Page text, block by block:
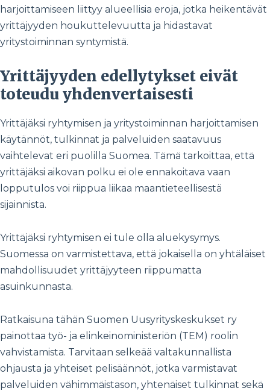
harjoittamiseen liittyy alueellisia eroja, jotka heikentävät
yrittäjyyden houkuttelevuutta ja hidastavat
yritystoiminnan syntymistä.
Yrittäjyyden edellytykset eivät
toteudu yhdenvertaisesti
Yrittäjäksi ryhtymisen ja yritystoiminnan harjoittamisen
käytännöt, tulkinnat ja palveluiden saatavuus
vaihtelevat eri puolilla Suomea. Tämä tarkoittaa, että
yrittäjäksi aikovan polku ei ole ennakoitava vaan
lopputulos voi riippua liikaa maantieteellisestä
sijainnista.
Yrittäjäksi ryhtymisen ei tule olla aluekysymys.
Suomessa on varmistettava, että jokaisella on yhtäläiset
mahdollisuudet yrittäjyyteen riippumatta
asuinkunnasta.
Ratkaisuna tähän Suomen Uusyrityskeskukset ry
painottaa työ- ja elinkeinoministeriön (TEM) roolin
vahvistamista. Tarvitaan selkeää valtakunnallista
ohjausta ja yhteiset pelisäännöt, jotka varmistavat
palveluiden vähimmäistason, yhtenäiset tulkinnat sekä